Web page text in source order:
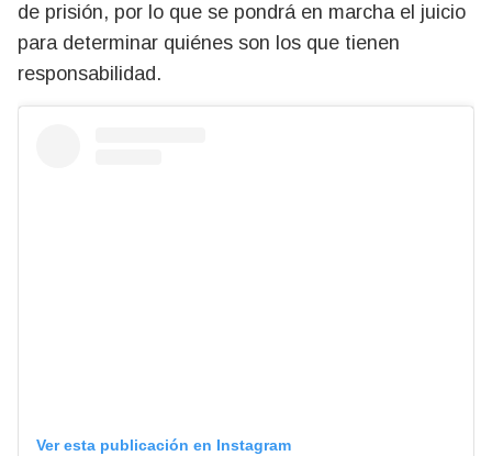
de prisión, por lo que se pondrá en marcha el juicio
para determinar quiénes son los que tienen
responsabilidad.
Ver esta publicación en Instagram